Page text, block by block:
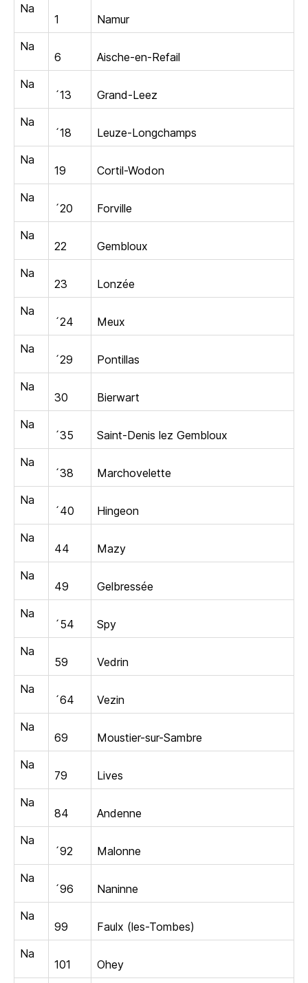
Na
1
Namur
Na
6
Aische-en-Refail
Na
´13
Grand-Leez
Na
´18
Leuze-Longchamps
Na
19
Cortil-Wodon
Na
´20
Forville
Na
22
Gembloux
Na
23
Lonzée
Na
´24
Meux
Na
´29
Pontillas
Na
30
Bierwart
Na
´35
Saint-Denis lez Gembloux
Na
´38
Marchovelette
Na
´40
Hingeon
Na
44
Mazy
Na
49
Gelbressée
Na
´54
Spy
Na
59
Vedrin
Na
´64
Vezin
Na
69
Moustier-sur-Sambre
Na
79
Lives
Na
84
Andenne
Na
´92
Malonne
Na
´96
Naninne
Na
99
Faulx (les-Tombes)
Na
101
Ohey